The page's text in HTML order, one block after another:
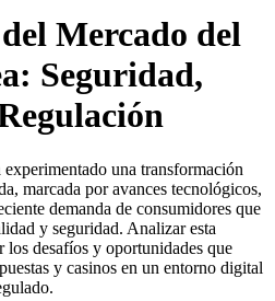
Mercado del
Seguridad,
una transformación
marcada por avances tecnológicos,
demanda de consumidores que
y seguridad. Analizar esta
desafíos y oportunidades que
y casinos en un entorno digital